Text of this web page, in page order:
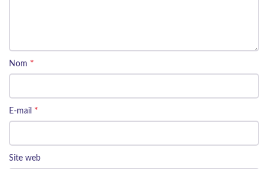
Nom *
E-mail *
Site web